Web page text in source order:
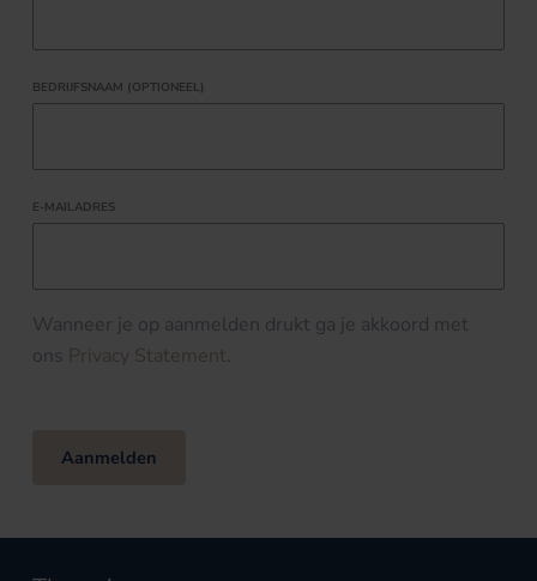
BEDRIJFSNAAM (OPTIONEEL)
E-MAILADRES
Wanneer je op aanmelden drukt ga je akkoord met
ons Privacy Statement.
Aanmelden